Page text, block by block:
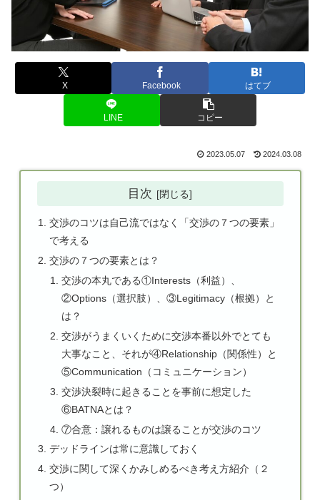
X Facebook はてブ
LINE コピー
2023.05.07 2024.03.08
目次
交渉のコツは自己流ではなく「交渉の７つの要素」
で考える
交渉の７つの要素とは？
交渉の本丸である①Interests（利益）、
②Options（選択肢）、③Legitimacy（根拠）と
は？
交渉がうまくいくために交渉本番以外でとても
大事なこと、それが④Relationship（関係性）と
⑤Communication（コミュニケーション）
交渉決裂時に起きることを事前に想定した
⑥BATNAとは？
⑦合意：譲れるものは譲ることが交渉のコツ
デッドラインは常に意識しておく
交渉に関して深くかみしめるべき考え方紹介（２
つ）